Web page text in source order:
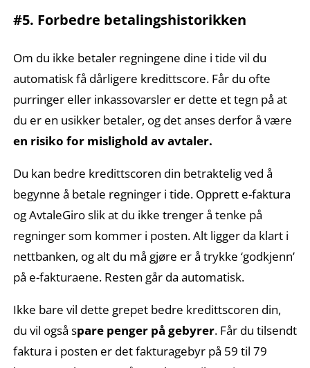
#5. Forbedre betalingshistorikken
Om du ikke betaler regningene dine i tide vil du
automatisk få dårligere kredittscore. Får du ofte
purringer eller inkassovarsler er dette et tegn på at
du er en usikker betaler, og det anses derfor å være
en risiko for mislighold av avtaler.
Du kan bedre kredittscoren din betraktelig ved å
begynne å betale regninger i tide. Opprett e-faktura
og AvtaleGiro slik at du ikke trenger å tenke på
regninger som kommer i posten. Alt ligger da klart i
nettbanken, og alt du må gjøre er å trykke ‘godkjenn’
på e-fakturaene. Resten går da automatisk.
Ikke bare vil dette grepet bedre kredittscoren din,
du vil også spare penger på gebyrer. Får du tilsendt
faktura i posten er det fakturagebyr på 59 til 79